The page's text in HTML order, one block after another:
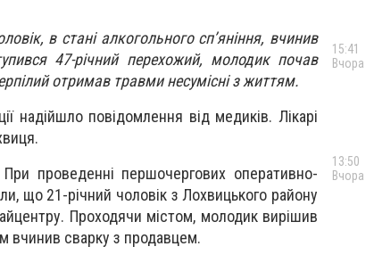
в стані алкогольного сп’яніння, вчинив
47-річний перехожий, молодик почав
отримав травми несумісні з життям.
надійшло повідомлення від медиків. Лікарі
При проведенні першочергових оперативно-
що 21-річний чоловік з Лохвицького району
Проходячи містом, молодик вирішив
вчинив сварку з продавцем.
15:41
Вчора
13:50
Вчора